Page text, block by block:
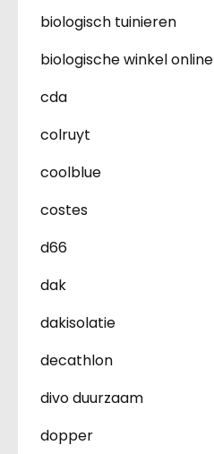
biologisch tuinieren
biologische winkel online
cda
colruyt
coolblue
costes
d66
dak
dakisolatie
decathlon
divo duurzaam
dopper